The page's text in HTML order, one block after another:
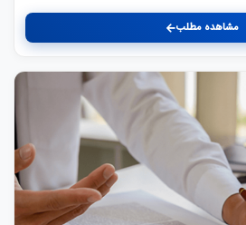
مشاهده مطلب